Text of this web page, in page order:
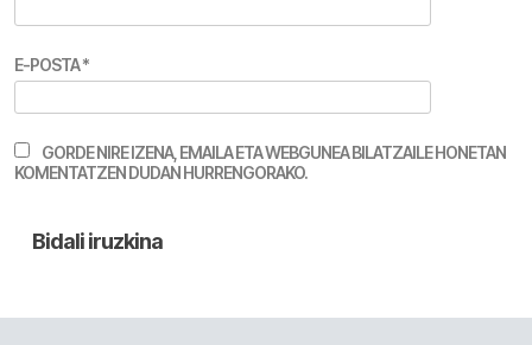
E-POSTA*
GORDE NIRE IZENA, EMAILA ETA WEBGUNEA BILATZAILE HONETAN
KOMENTATZEN DUDAN HURRENGORAKO.